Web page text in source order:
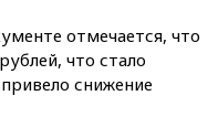
22:20 Путин назвал 76-ю
десантно-
дивизию
отмечается, что
что стало
снижение